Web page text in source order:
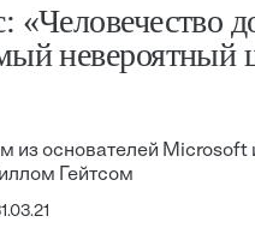
«Человечество
невероятный
из основателей Microsoft
Гейтсом